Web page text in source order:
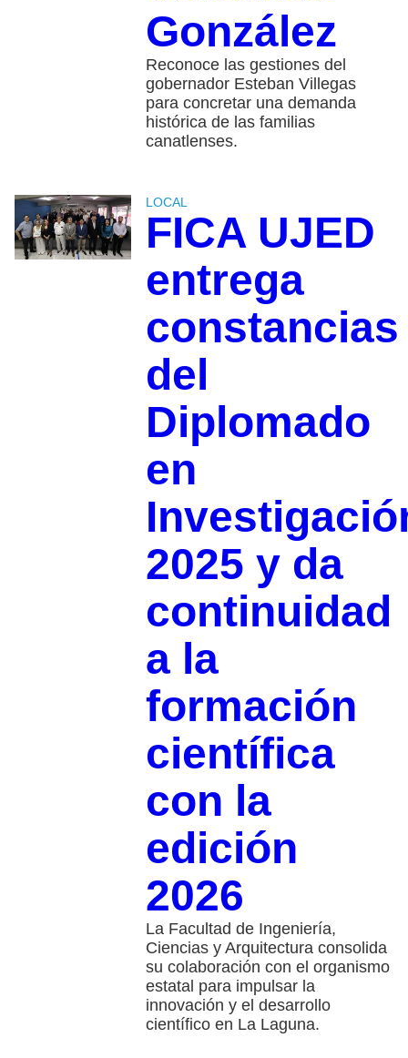
González
Reconoce las gestiones del
gobernador Esteban Villegas
para concretar una demanda
histórica de las familias
canatlenses.
LOCAL
FICA UJED
entrega
constancias
del
Diplomado
en
2025 y da
continuidad
a la
formación
científica
con la
edición
2026
La Facultad de Ingeniería,
Ciencias y Arquitectura consolida
su colaboración con el organismo
estatal para impulsar la
innovación y el desarrollo
científico en La Laguna.